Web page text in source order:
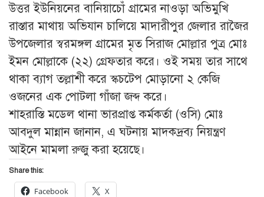
উত্তর ইউনিয়নের বানিয়াচোঁ গ্রামের নাওড়া অভিমুখি
রাস্তার মাথায় অভিযান চালিয়ে মাদারীপুর জেলার রাজৈর
উপজেলার স্বরমঙ্গল গ্রামের মৃত সিরাজ মোল্লার পুত্র মোঃ
ইমন মোল্লাকে (২২) গ্রেফতার করে। ওই সময় তার সাথে
থাকা ব্যাগ তল্লাশী করে স্কচটেপ মোড়ানো ২ কেজি
ওজনের এক পোটলা গাঁজা জব্দ করে।
শাহরাস্তি মডেল থানা ভারপ্রাপ্ত কর্মকর্তা (ওসি) মোঃ
আবদুল মান্নান জানান, এ ঘটনায় মাদকদ্রব্য নিয়ন্ত্রণ
আইনে মামলা রুজু করা হয়েছে।
Share this:
Facebook X